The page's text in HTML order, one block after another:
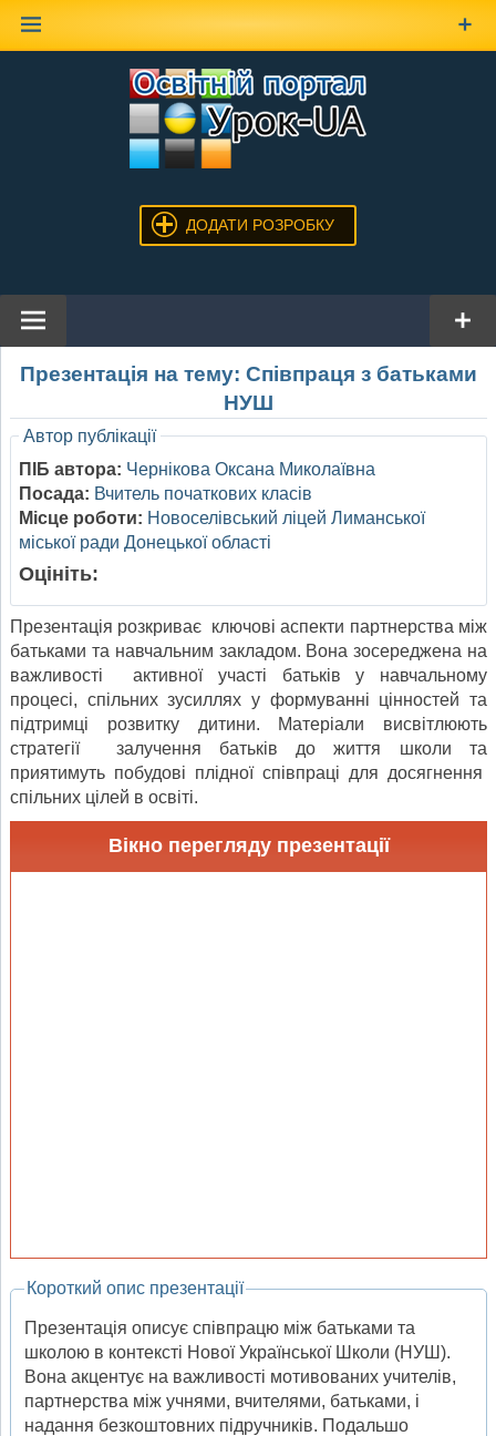
ДОДАТИ РОЗРОБКУ
Презентація на тему: Співпраця з батьками
НУШ
Автор публікації
ПІБ автора: Чернікова Оксана Миколаївна
Посада: Вчитель початкових класів
Місце роботи: Новоселівський ліцей Лиманської
міської ради Донецької області
Оцініть:
Презентація розкриває ключові аспекти партнерства між
батьками та навчальним закладом. Вона зосереджена на
важливості активної участі батьків у навчальному
процесі, спільних зусиллях у формуванні цінностей та
підтримці розвитку дитини. Матеріали висвітлюють
стратегії залучення батьків до життя школи та
приятимуть побудові плідної співпраці для досягнення
спільних цілей в освіті.
Вікно перегляду презентації
Короткий опис презентації
Презентація описує співпрацю між батьками та
школою в контексті Нової Української Школи (НУШ).
Вона акцентує на важливості мотивованих учителів,
партнерства між учнями, вчителями, батьками, і
надання безкоштовних підручників. Подальшо